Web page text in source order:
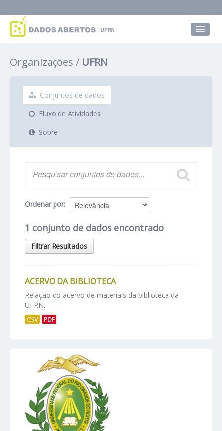
Grupos
Sobre
Organizações UFRN
Conjuntos de dados
Fluxo de Atividades
Sobre
Ordenar por
1 conjunto de dados encontrado
Filtrar Resultados
ACERVO DA BIBLIOTECA
Relação do acervo de materiais da biblioteca da
UFRN.
CSV PDF